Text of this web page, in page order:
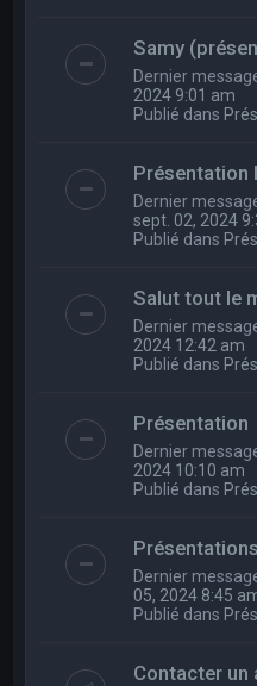
Samy
Dernier
2024 9:01 am
Publié dans
Présentation
Dernier
sept. 02, 2024
Publié dans
Salut tout le
Dernier
2024 12:42 am
Publié dans
Présentation
Dernier
2024 10:10 am
Publié dans
Présentations
Dernier
05, 2024 8:45
Publié dans
Contacter